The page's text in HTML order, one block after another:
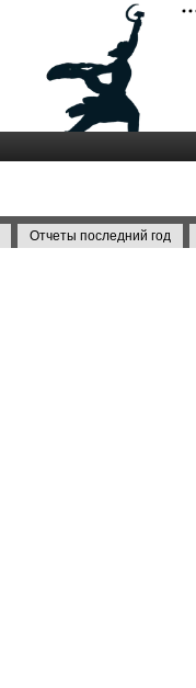
Отчеты последний год